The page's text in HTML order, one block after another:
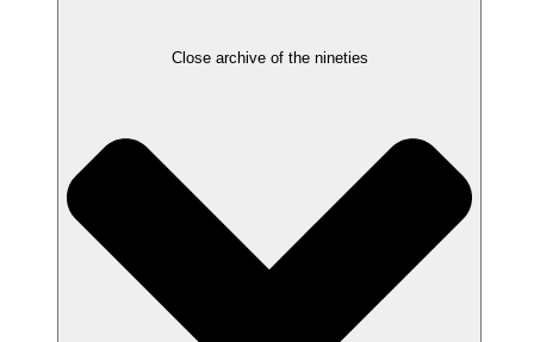
Close archive of the nineties